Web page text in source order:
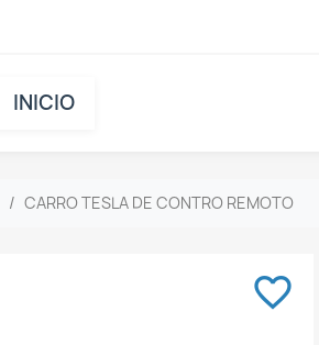
INICIO
CARRO TESLA DE CONTRO REMOTO
favorite_border